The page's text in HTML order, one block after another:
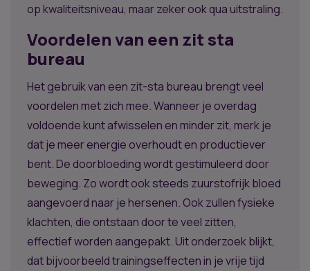
op kwaliteitsniveau, maar zeker ook qua uitstraling.
Voordelen van een zit sta
bureau
Het gebruik van een zit-sta bureau brengt veel
voordelen met zich mee. Wanneer je overdag
voldoende kunt afwisselen en minder zit, merk je
dat je meer energie overhoudt en productiever
bent. De doorbloeding wordt gestimuleerd door
beweging. Zo wordt ook steeds zuurstofrijk bloed
aangevoerd naar je hersenen. Ook zullen fysieke
klachten, die ontstaan door te veel zitten,
effectief worden aangepakt. Uit onderzoek blijkt,
dat bijvoorbeeld trainingseffecten in je vrije tijd